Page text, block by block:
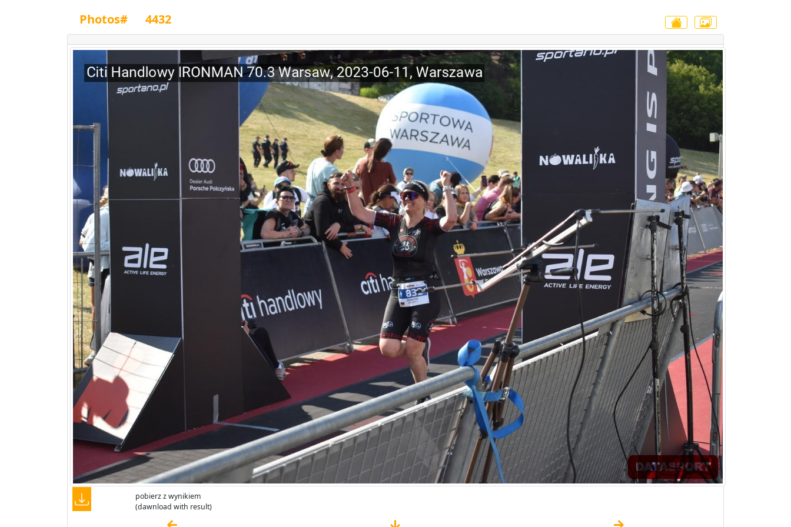
Photos# 4432
pobierz z wynikiem
(dawnload with result)